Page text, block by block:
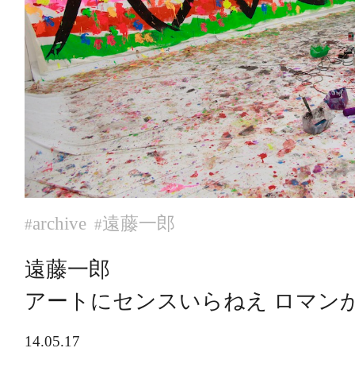
#archive #遠藤一郎
遠藤一郎
アートにセンスいらねえ ロマン
14.05.17